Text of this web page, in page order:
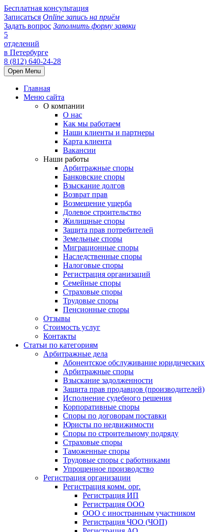
Бесплатная консультация
Записаться Online запись на приём
Задать вопрос Заполнить форму заявки
5
отделений
в Петербурге
8 (812) 640-24-28
Open Menu
Главная
Меню сайта
О компании
О нас
Как мы работаем
Наши клиенты и партнеры
Карта клиента
Вакансии
Наши работы
Арбитражные споры
Банковские споры
Взыскание долгов
Возврат прав
Возмещение ущерба
Долевое строительство
Жилищные споры
Защита прав потребителей
Земельные споры
Миграционные споры
Наследственные споры
Налоговые споры
Регистрация организаций
Семейные споры
Страховые споры
Трудовые споры
Пенсионные споры
Отзывы
Стоимость услуг
Контакты
Статьи по категориям
Арбитражные дела
Абонентское обслуживание
Арбитражные споры
Взыскание задолженности
Защита прав продавцов (производителей)
Исполнение судебного решения
Корпоративные споры
Споры по договорам поставки
Юристы по недвижимости
Споры по строительному подряду
Страховые споры
Таможенные споры
Трудовые споры с работниками
Упрощенное производство
Регистрация организации
Регистрация комм. орг.
Регистрация ИП
Регистрация ООО
ООО с иностранным участником
Регистрация ЧОО (ЧОП)